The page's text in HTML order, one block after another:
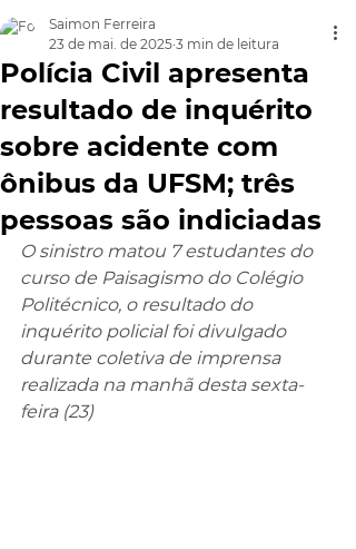
Polícia Civil apresenta
resultado de inquérito
sobre acidente com
ônibus da UFSM; três
pessoas são indiciadas
Saimon Ferreira
23 de mai. de 2025 3 min de leitura
O sinistro matou 7 estudantes do
curso de Paisagismo do Colégio
Politécnico, o resultado do
inquérito policial foi divulgado
durante coletiva de imprensa
realizada na manhã desta sexta-
feira (23)